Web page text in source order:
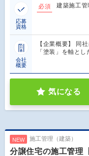
応募
資格
必須 建築施工
会社
概要
【企業概要】 同
「塗装」を軸とし
気になる
NEW 施工管理（建築）
分譲住宅の施工管理